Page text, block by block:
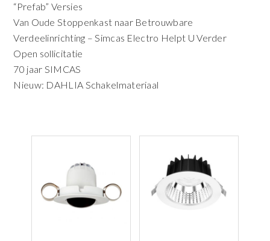
“Prefab” Versies
Van Oude Stoppenkast naar Betrouwbare
Verdeelinrichting – Simcas Electro Helpt U Verder
Open sollicitatie
70 jaar SIMCAS
Nieuw: DAHLIA Schakelmateriaal